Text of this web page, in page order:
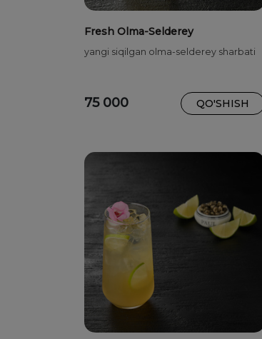
Fresh Olma-Selderey
yangi siqilgan olma-selderey sharbati
75 000 QO'SHISH